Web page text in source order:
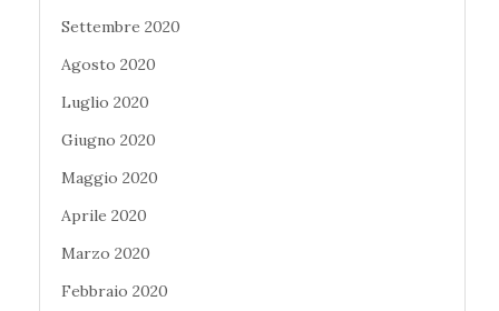
Settembre 2020
Agosto 2020
Luglio 2020
Giugno 2020
Maggio 2020
Aprile 2020
Marzo 2020
Febbraio 2020